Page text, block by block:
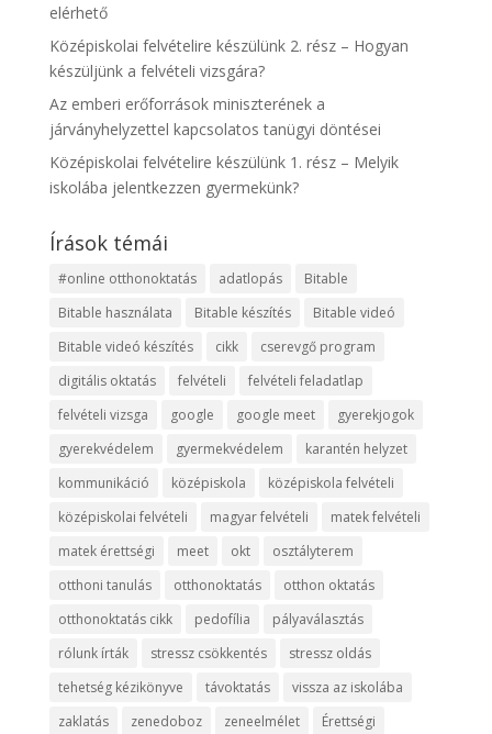
elérhető
Középiskolai felvételire készülünk 2. rész – Hogyan
készüljünk a felvételi vizsgára?
Az emberi erőforrások miniszterének a
járványhelyzettel kapcsolatos tanügyi döntései
Középiskolai felvételire készülünk 1. rész – Melyik
iskolába jelentkezzen gyermekünk?
Írások témái
#online otthonoktatás adatlopás
Bitable
Bitable használata
Bitable készítés
Bitable videó
Bitable videó készítés
cikk
cserevgő program
digitális oktatás
felvételi
felvételi feladatlap
felvételi vizsga
google google meet
gyerekjogok
gyerekvédelem
gyermekvédelem
karantén helyzet
kommunikáció
középiskola
középiskola felvételi
középiskolai felvételi
magyar felvételi
matek felvételi
matek érettségi
meet okt
osztályterem
otthoni tanulás
otthonoktatás
otthon oktatás
otthonoktatás cikk
pedofília
pályaválasztás
rólunk írták
stressz csökkentés
stressz oldás
tehetség kézikönyve
távoktatás
vissza az iskolába
zaklatás
zenedoboz zeneelmélet Érettségi